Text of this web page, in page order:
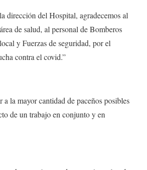
dirección del Hospital, agradecemos al
de salud, al personal de Bomberos
y Fuerzas de seguridad, por el
contra el covid.”
la mayor cantidad de paceños posibles
de un trabajo en conjunto y en